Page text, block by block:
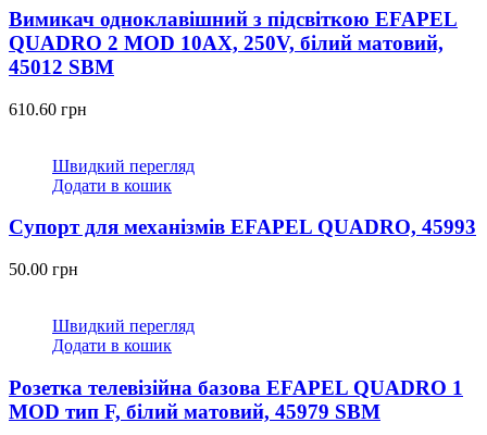
Вимикач одноклавішний з підсвіткою EFAPEL
QUADRO 2 MOD 10АХ, 250V, білий матовий,
45012 SBM
610.60 грн
Швидкий перегляд
Додати в кошик
Супорт для механізмів EFAPEL QUADRO, 45993
50.00 грн
Швидкий перегляд
Додати в кошик
Розетка телевізійна базова EFAPEL QUADRO 1
MOD тип F, білий матовий, 45979 SBM